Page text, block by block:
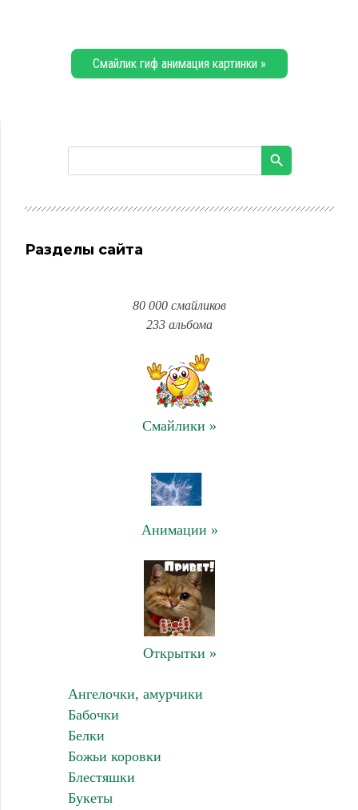
Смайлик гиф анимация картинки »
Разделы сайта
80 000 смайликов
233 альбома
Смайлики »
Анимации »
Открытки »
Ангелочки, амурчики
Бабочки
Белки
Божьи коровки
Блестяшки
Букеты